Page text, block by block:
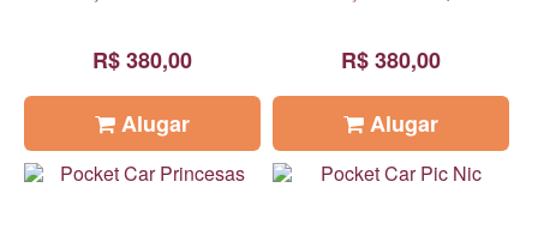
R$ 380,00
Alugar
R$ 380,00
Alugar